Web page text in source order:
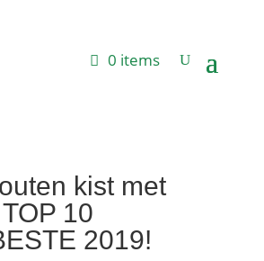
0 items
kist met
10
2019!